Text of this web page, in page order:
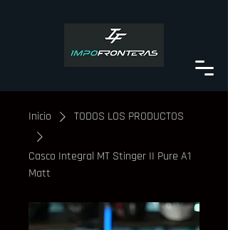
Inicio TODOS LOS PRODUCTOS
Casco Integral MT Stinger II Pure A1
Matt